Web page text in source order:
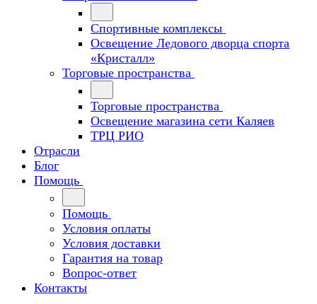
Спортивные комплексы
Освещение Ледового дворца спорта
«Кристалл»
Торговые пространства
Торговые пространства
Освещение магазина сети Каляев
ТРЦ РИО
Отрасли
Блог
Помощь
Помощь
Условия оплаты
Условия доставки
Гарантия на товар
Вопрос-ответ
Контакты